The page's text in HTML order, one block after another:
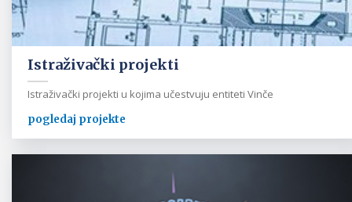
Istraživački projekti
Istraživački projekti u kojima učestvuju entiteti Vinče
pogledaj projekte